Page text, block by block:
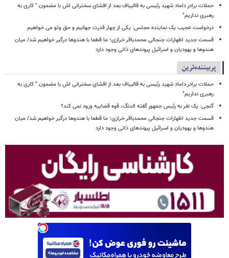
حملات برادر داماد شهید رئیسی به قالیباف بعد از افشای سخنرانی اش با مضمون " کاری به
رهبری نداریم"
درخواست عجیب یک نماینده مجلس: یکی از چهار قدرت جهانیم و حق وتو می خواهیم
قسمت جدید اظهارات جنجالی محمدباقر خرازی؛ ما قطعا با هندوها درگیر خواهیم شد/ میان
هندوها و یهودیان و اسرائیل پیوندهای ذاتی وجود دارد
پربیننده‌ترین
حملات برادر داماد شهید رئیسی به قالیباف بعد از افشای سخنرانی اش با مضمون " کاری به
رهبری نداریم"
گنجی: یک نفر به رئیس جمهور گفته الدنگ، قوه قضاییه ورود نمی کند؟
قسمت جدید اظهارات جنجالی محمدباقر خرازی؛ ما قطعا با هندوها درگیر خواهیم شد/ میان
هندوها و یهودیان و اسرائیل پیوندهای ذاتی وجود دارد